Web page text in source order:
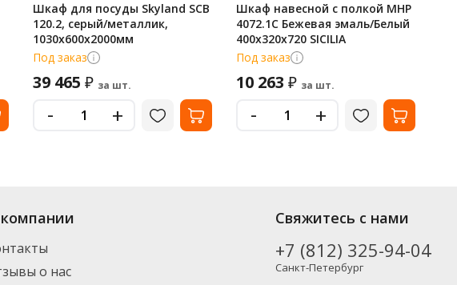
Шкаф для посуды Skyland SCB
120.2, серый/металлик,
1030х600х2000мм
Под заказ
39 465 ₽ за шт.
- +
Шкаф навесной с полкой MHP
4072.1C Бежевая эмаль/Белый
400х320х720 SICILIA
Под заказ
10 263 ₽ за шт.
- +
о нас
Свяжитесь с нами
+7 (812) 325-94-04
Санкт-Петербург